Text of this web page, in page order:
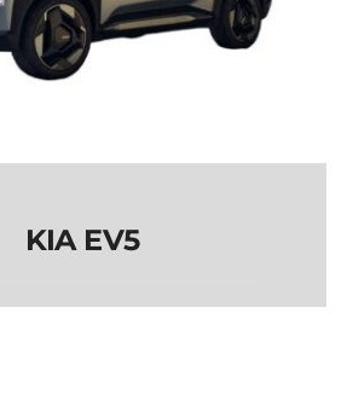
KIA EV5